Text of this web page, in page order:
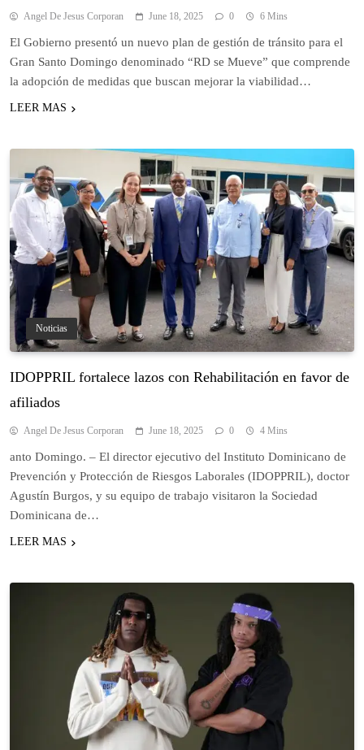
Angel De Jesus Corporan June 18, 2025 0 6 Mins
El Gobierno presentó un nuevo plan de gestión de tránsito para el
Gran Santo Domingo denominado “RD se Mueve” que comprende
la adopción de medidas que buscan mejorar la viabilidad…
LEER MAS
Noticias
IDOPPRIL fortalece lazos con Rehabilitación en favor de
afiliados
Angel De Jesus Corporan June 18, 2025 0 4 Mins
anto Domingo. – El director ejecutivo del Instituto Dominicano de
Prevención y Protección de Riesgos Laborales (IDOPPRIL), doctor
Agustín Burgos, y su equipo de trabajo visitaron la Sociedad
Dominicana de…
LEER MAS